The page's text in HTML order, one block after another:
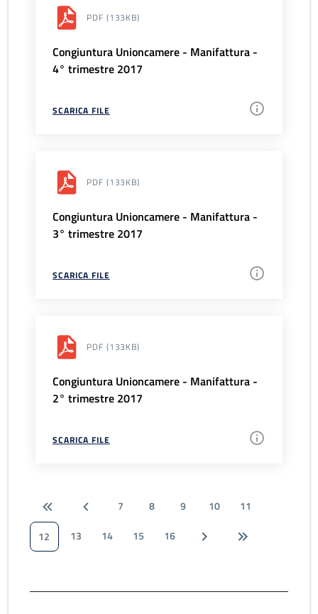
PDF (133KB)
Congiuntura Unioncamere - Manifattura -
4° trimestre 2017
SCARICA FILE
PDF (133KB)
Congiuntura Unioncamere - Manifattura -
3° trimestre 2017
SCARICA FILE
PDF (133KB)
Congiuntura Unioncamere - Manifattura -
2° trimestre 2017
SCARICA FILE
7 8 9 10
11
12
13 14 15 16